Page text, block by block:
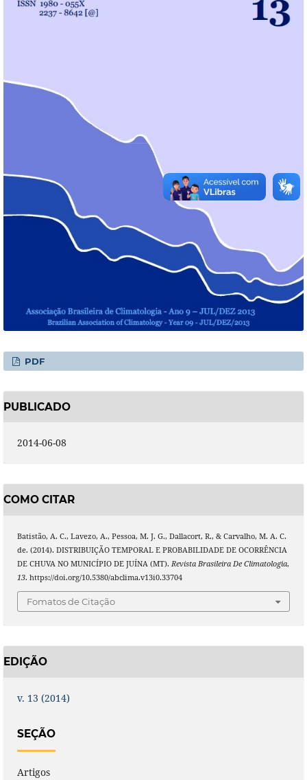
PDF
PUBLICADO
2014-06-08
COMO CITAR
Batistão, A. C., Lavezo, A., Pessoa, M. J. G., Dallacort, R., & Carvalho, M. A. C.
de. (2014). DISTRIBUIÇÃO TEMPORAL E PROBABILIDADE DE OCORRÊNCIA
DE CHUVA NO MUNICÍPIO DE JUÍNA (MT). Revista Brasileira De Climatologia,
13. https://doi.org/10.5380/abclima.v13i0.33704
Fomatos de Citação
EDIÇÃO
v. 13 (2014)
SEÇÃO
Artigos